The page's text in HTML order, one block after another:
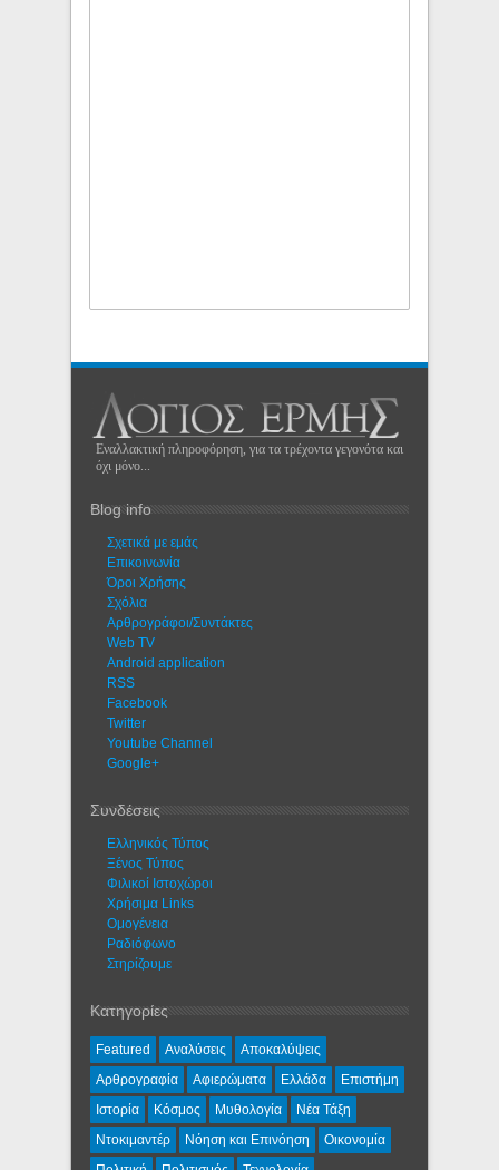
Εναλλακτική πληροφόρηση, για τα τρέχοντα γεγονότα και
όχι μόνο...
Blog info
Σχετικά με εμάς
Eπικοινωνία
Όροι Χρήσης
Σχόλια
Αρθρογράφοι/Συντάκτες
Web TV
Android application
RSS
Facebook
Twitter
Youtube Channel
Google+
Συνδέσεις
Ελληνικός Τύπος
Ξένος Τύπος
Φιλικοί Ιστοχώροι
Χρήσιμα Links
Ομογένεια
Ραδιόφωνο
Στηρίζουμε
Κατηγορίες
Featured Αναλύσεις
Αποκαλύψεις
Αρθρογραφία
Αφιερώματα Ελλάδα
Επιστήμη
Ιστορία
Κόσμος Μυθολογία
Νέα Τάξη
Ντοκιμαντέρ
Νόηση και Επινόηση
Οικονομία